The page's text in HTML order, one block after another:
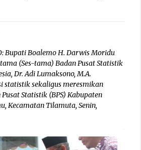
Bupati Boalemo H. Darwis Moridu
(Ses-tama) Badan Pusat Statistik
Dr. Adi Lumaksono, M.A.
statistik sekaligus meresmikan
Statistik (BPS) Kabupaten
Kecamatan Tilamuta, Senin,